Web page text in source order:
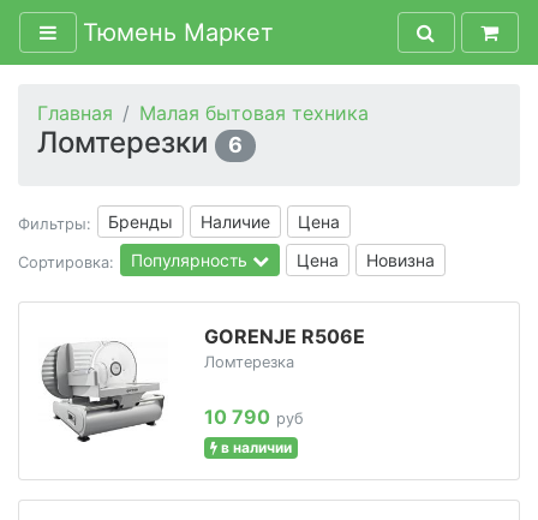
Тюмень Маркет
Главная Малая бытовая техника
Ломтерезки 6
Фильтры: Бренды Наличие Цена
Сортировка: Популярность Цена Новизна
GORENJE R506E
Ломтерезка
10 790 руб
в наличии